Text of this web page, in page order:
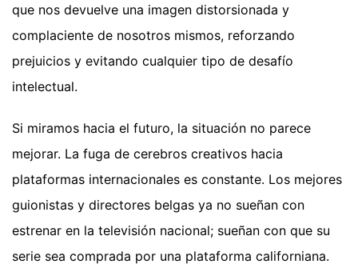
que nos devuelve una imagen distorsionada y
complaciente de nosotros mismos, reforzando
prejuicios y evitando cualquier tipo de desafío
intelectual.
Si miramos hacia el futuro, la situación no parece
mejorar. La fuga de cerebros creativos hacia
plataformas internacionales es constante. Los mejores
guionistas y directores belgas ya no sueñan con
estrenar en la televisión nacional; sueñan con que su
serie sea comprada por una plataforma californiana.